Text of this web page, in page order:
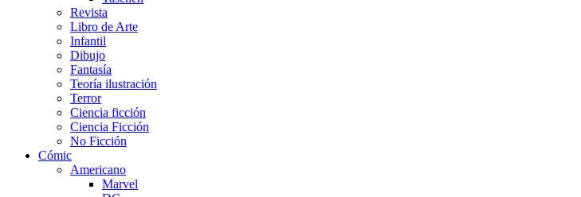
Revista
Libro de Arte
Infantil
Dibujo
Fantasía
Teoría ilustración
Terror
Ciencia ficción
Ciencia Ficción
No Ficción
Cómic
Americano
Marvel